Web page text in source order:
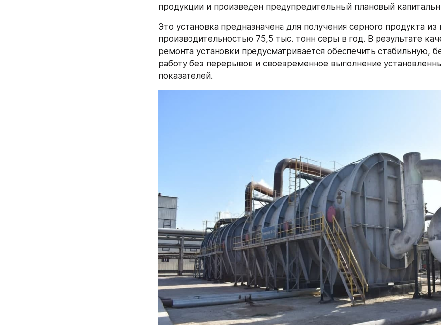
продукции и произведен предупредительный плановый
Это установка предназначена для получения серного продукта из
производительностью 75,5 тыс. тонн серы в год. В результате
ремонта установки предусматривается обеспечить стабильную,
работу без перерывов и своевременное выполнение
показателей.